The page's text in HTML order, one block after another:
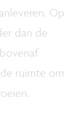
Op
dan de
ruimte om